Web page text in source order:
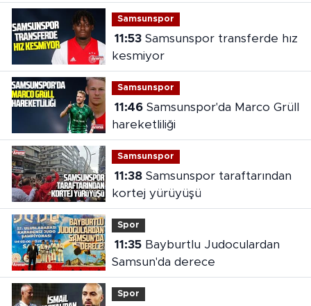
Samsunspor
11:53Samsunspor transferde hız
kesmiyor
Samsunspor
11:46Samsunspor'da Marco Grüll
hareketliliği
Samsunspor
11:38Samsunspor taraftarından
kortej yürüyüşü
Spor
11:35Bayburtlu Judoculardan
Samsun'da derece
Spor